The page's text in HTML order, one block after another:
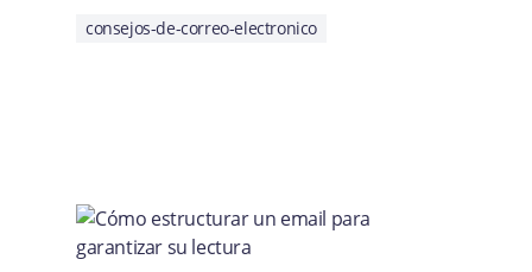
consejos-de-correo-electronico